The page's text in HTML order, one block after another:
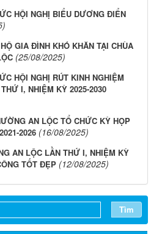
HỘI NGHỊ BIỂU DƯƠNG ĐIỂN
GIA ĐÌNH KHÓ KHĂN TẠI CHÙA
(25/08/2025)
HỘI NGHỊ RÚT KINH NGHIỆM
I, NHIỆM KỲ 2025-2030
AN LỘC TỔ CHỨC KỲ HỌP
2026 (16/08/2025)
AN LỘC LẦN THỨ I, NHIỆM KỲ
TỐT ĐẸP (12/08/2025)
Tìm